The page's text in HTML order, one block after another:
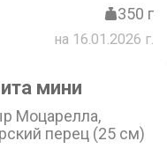
350 г
на 16.01.2026 г.
мини
Моцарелла,
перец (25 см)